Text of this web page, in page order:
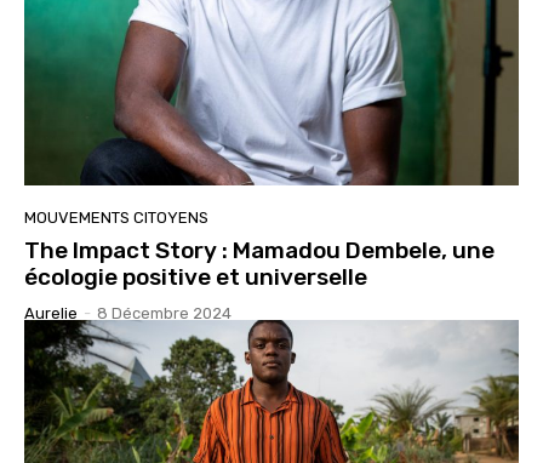
MOUVEMENTS CITOYENS
The Impact Story : Mamadou Dembele, une
écologie positive et universelle
Aurelie - 8 Décembre 2024